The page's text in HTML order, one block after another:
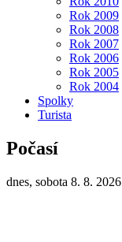
Rok 2009
Rok 2008
Rok 2007
Rok 2006
Rok 2005
Rok 2004
Spolky
Turista
Počasí
dnes, sobota 8. 8. 2026